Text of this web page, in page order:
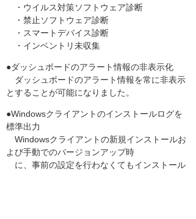
・ウイルス対策ソフトウェア診断
・禁止ソフトウェア診断
・スマートデバイス診断
・インベントリ未収集
●ダッシュボードのアラート情報の非表示化
ダッシュボードのアラート情報を常に非表示
とすることが可能になりました。
●Windowsクライアントのインストールログを
標準出力
Windowsクライアントの新規インストールお
よび手動でのバージョンアップ時
に、事前の設定を行わなくてもインストール